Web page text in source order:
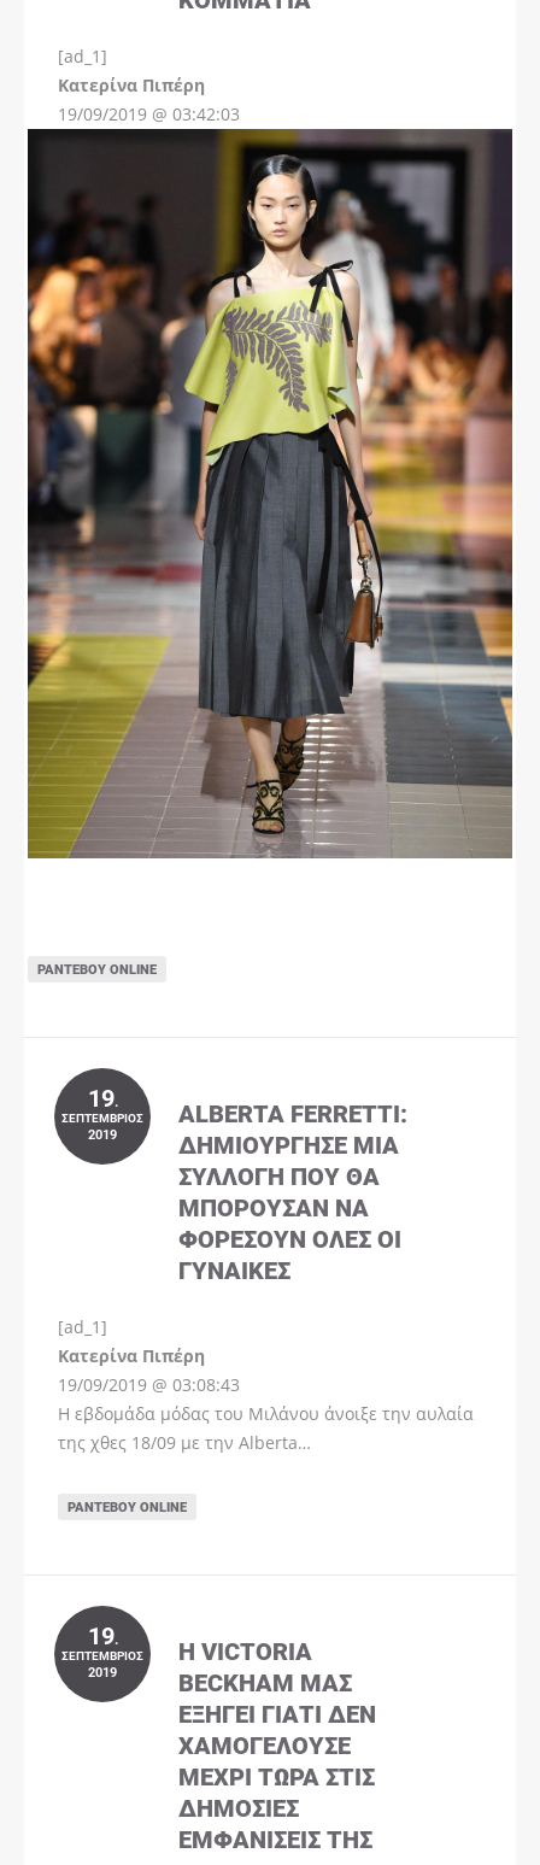
[ad_1]
Kατερίνα Πιπέρη
19/09/2019 @ 03:42:03
ΡΑΝΤΕΒΟΎ ONLINE
19.
ΣΕΠΤΈΜΒΡΙΟΣ
2019
ALBERTA FERRETTI:
ΔΗΜΙΟΎΡΓΗΣΕ ΜΊΑ
ΣΥΛΛΟΓΉ ΠΟΥ ΘΑ
ΜΠΟΡΟΎΣΑΝ ΝΑ
ΦΟΡΈΣΟΥΝ ΌΛΕΣ ΟΙ
ΓΥΝΑΊΚΕΣ
[ad_1]
Kατερίνα Πιπέρη
19/09/2019 @ 03:08:43
Η εβδομάδα μόδας του Μιλάνου άνοιξε την αυλαία
της χθες 18/09 με την Alberta…
ΡΑΝΤΕΒΟΎ ONLINE
19.
ΣΕΠΤΈΜΒΡΙΟΣ
2019
Η VICTORIA
BECKHAM ΜΑΣ
ΕΞΗΓΕΊ ΓΙΑΤΊ ΔΕΝ
ΧΑΜΟΓΕΛΟΎΣΕ
ΜΈΧΡΙ ΤΏΡΑ ΣΤΙΣ
ΔΗΜΌΣΙΕΣ
ΕΜΦΑΝΊΣΕΙΣ ΤΗΣ